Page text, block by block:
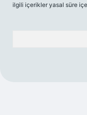
ilgili içerikler yasal süre